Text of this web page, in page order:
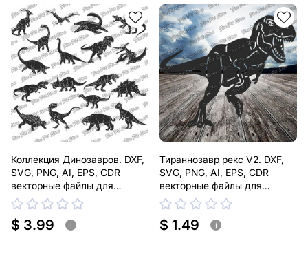
свяжитесь с нами в любое время, мы всегда готовы
помочь.
Коллекция Динозавров. DXF,
SVG, PNG, AI, EPS, CDR
векторные файлы для
лазерной, плазменной резки
$ 3.99 i
Тираннозавр рекс V2. DXF,
SVG, PNG, AI, EPS, CDR
векторные файлы для
лазерной, плазменной резки
$ 1.49 i